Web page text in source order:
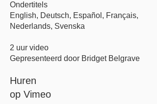
Ondertitels
English, Deutsch, Español, Français,
Nederlands, Svenska
2 uur video
Gepresenteerd door Bridget Belgrave
Huren
op Vimeo